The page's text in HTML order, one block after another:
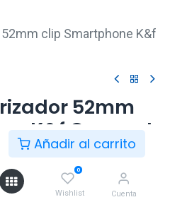
Añadir al carrito
0
Wishlist Cuenta
clip Smartphone K&f
52mm
K&f Concept